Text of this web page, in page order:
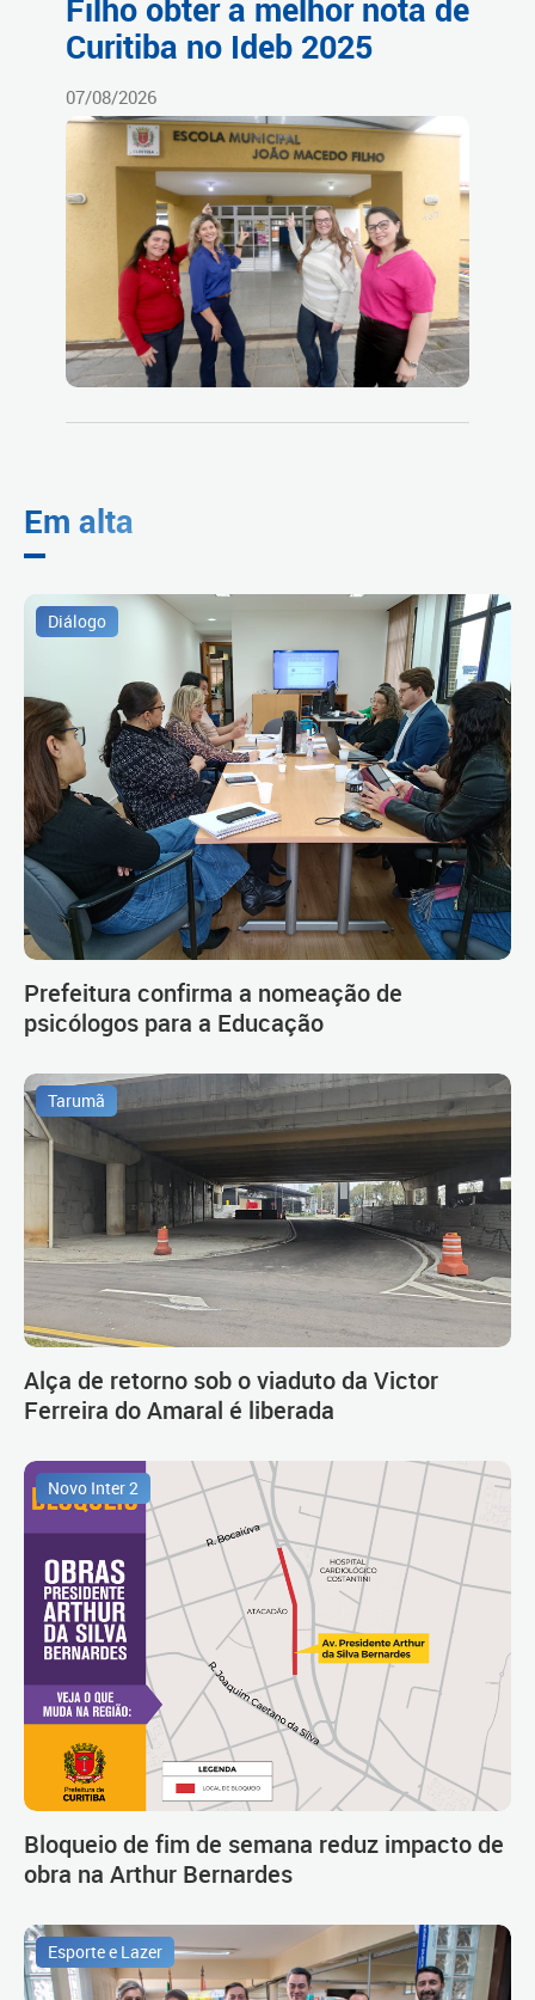
Filho obter a melhor nota de
Curitiba no Ideb 2025
07/08/2026
Em alta
Diálogo
Prefeitura confirma a nomeação de
psicólogos para a Educação
Tarumã
Alça de retorno sob o viaduto da Victor
Ferreira do Amaral é liberada
Novo Inter 2
Bloqueio de fim de semana reduz impacto de
obra na Arthur Bernardes
Esporte e Lazer